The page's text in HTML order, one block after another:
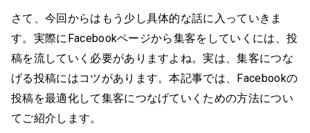
さて、今回からはもう少し具体的な話に入っていきま
す。実際にFacebookページから集客をしていくには、投
稿を流していく必要がありますよね。実は、集客につな
げる投稿にはコツがあります。本記事では、Facebookの
投稿を最適化して集客につなげていくための方法につい
てご紹介します。